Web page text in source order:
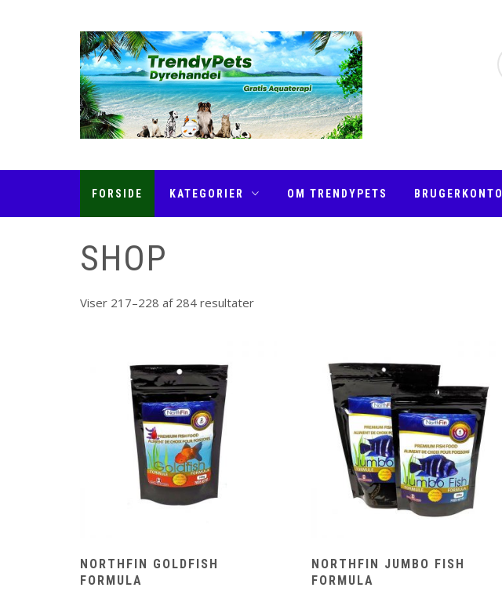
FORSIDE KATEGORIER OM TRENDYPETS BRUGERKONTO
SHOP
Viser 217–228 af 284 resultater
NORTHFIN GOLDFISH
FORMULA
NORTHFIN JUMBO FISH
FORMULA